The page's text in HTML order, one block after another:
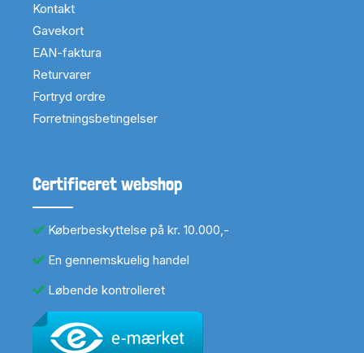
Kontakt
Gavekort
EAN-faktura
Returvarer
Fortryd ordre
Forretningsbetingelser
Certificeret webshop
Køberbeskyttelse på kr. 10.000,-
En gennemskuelig handel
Løbende kontrolleret